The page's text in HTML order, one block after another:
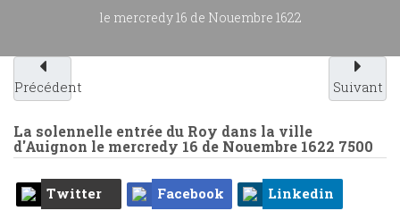
le mercredy 16 de Nouembre 1622
Précédent Suivant
La solennelle entrée du Roy dans la ville
d'Auignon le mercredy 16 de Nouembre 1622 7500
Twitter Facebook Linkedin